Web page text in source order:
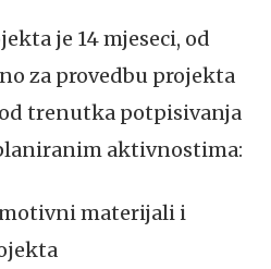
je 14 mjeseci, od
za provedbu projekta
trenutka potpisivanja
aktivnostima:
materijali i